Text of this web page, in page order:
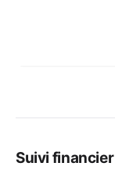
Suivi financier